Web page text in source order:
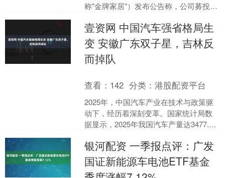
称"金牌家居"）发布公告称，公司募投项
目)....
壹资网 中国汽车强省格局生
变 安徽广东双子星，吉林反
而掉队
查看： 142 分类：港股配资平台
2025年，中国汽车产业在技术与政策驱
动下，经历着深刻变革。国家统计局数
据显示，2025年我国汽车产量达3477.86
国....
银河配资 一季报点评：广发
国证新能源车电池ETF基金